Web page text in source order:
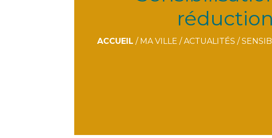
ACCUEIL / MA VILLE /ACTUALITÉS /